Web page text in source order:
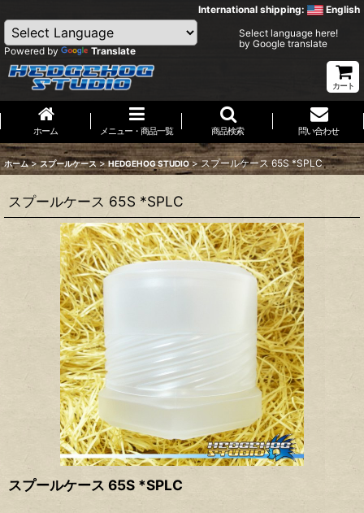
International shipping: English
Powered by Translate
Select language here!
by Google translate
カート
ホーム メニュー・商品一覧 商品検索 問い合わせ
ホーム > スプールケース > HEDGEHOG STUDIO > スプールケース 65S *SPLC
スプールケース 65S *SPLC
スプールケース 65S *SPLC